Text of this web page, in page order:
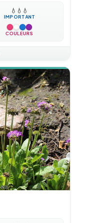
💧 💧 💧
IMPORTANT
COULEURS